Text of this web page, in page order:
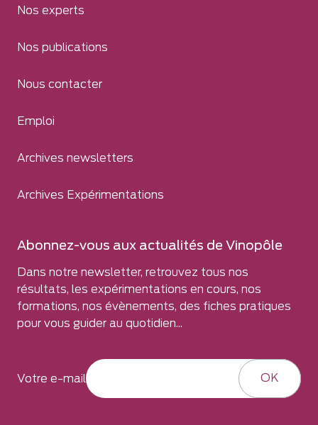
Nos experts
Nos publications
Nous contacter
Emploi
Archives newsletters
Archives Expérimentations
Abonnez-vous aux actualités de Vinopôle
Dans notre newsletter, retrouvez tous nos
résultats, les expérimentations en cours, nos
formations, nos évènements, des fiches pratiques
pour vous guider au quotidien...
Votre e-mail OK